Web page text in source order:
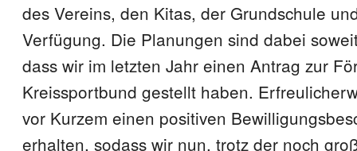
des Vereins, den Kitas, der Grundschule
Verfügung. Die Planungen sind dabei
dass wir im letzten Jahr einen Antrag zur
Kreissportbund gestellt haben.
vor Kurzem einen positiven
erhalten, sodass wir nun, trotz der noch